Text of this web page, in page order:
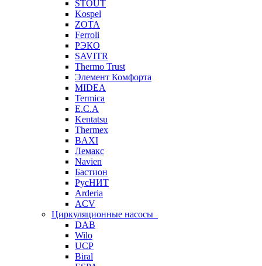
STOUT
Kospel
ZOTA
Ferroli
РЭКО
SAVITR
Thermo Trust
Элемент Комфорта
MIDEA
Termica
E.C.A
Kentatsu
Thermex
BAXI
Лемакс
Navien
Бастион
РусНИТ
Arderia
ACV
Циркуляционные насосы
DAB
Wilo
UCP
Biral